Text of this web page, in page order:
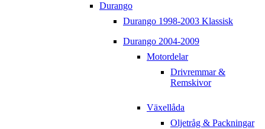
Durango
Durango 1998-2003 Klassisk
Durango 2004-2009
Motordelar
Drivremmar &
Remskivor
Växellåda
Oljetråg & Packningar